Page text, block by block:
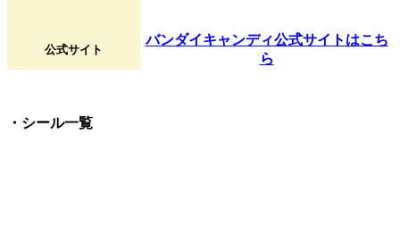
公式サイト
バンダイキャンディ公式サイトはこち
ら
・シール一覧